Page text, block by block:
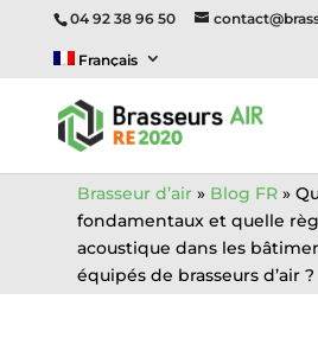
Brasseur d’air» Blog FR»
fondamentaux et quelle
acoustique dans les
équipés de brasseurs d’air ?
04 92 38 96 50
Français